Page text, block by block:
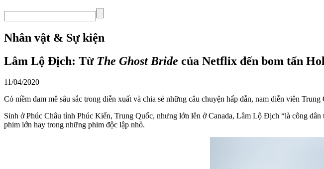
Nhân vật & Sự kiện
Lâm Lộ Địch: Từ The Ghost Bride của Netflix đến bom tấn
11/04/2020
Có niềm đam mê sâu sắc trong diễn xuất và chia sẻ những câu chuyện hấp dẫn, nam diễn viên
Sinh ở Phúc Châu tỉnh Phúc Kiến, Trung Quốc, nhưng lớn lên ở Canada, Lâm Lộ Địch “là công
phim lớn hay trong những phim độc lập nhỏ.